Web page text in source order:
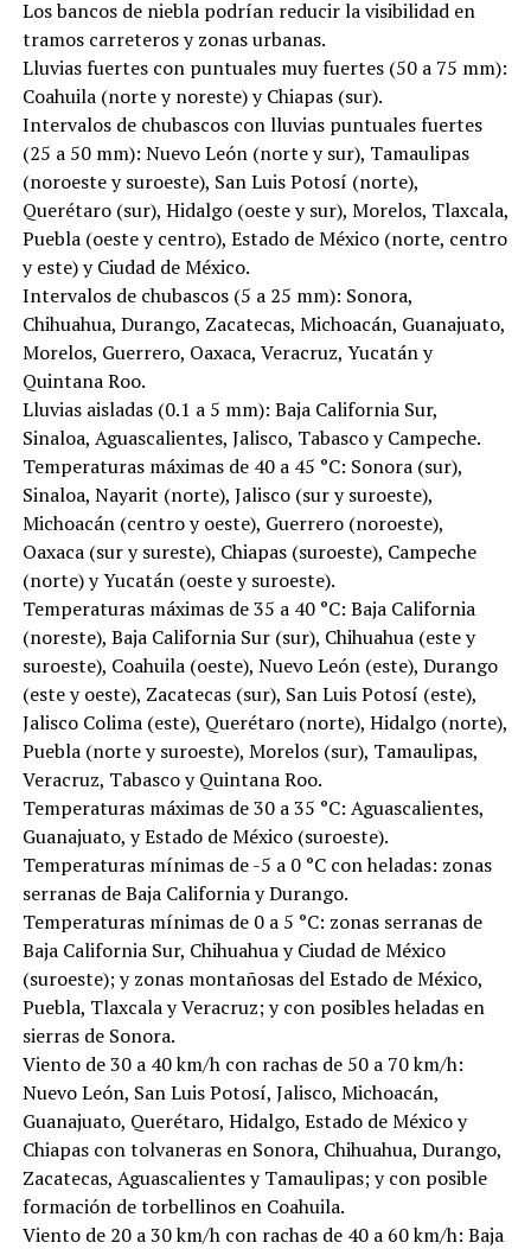
Los bancos de niebla podrían reducir la visibilidad en
tramos carreteros y zonas urbanas.
Lluvias fuertes con puntuales muy fuertes (50 a 75 mm):
Coahuila (norte y noreste) y Chiapas (sur).
Intervalos de chubascos con lluvias puntuales fuertes
(25 a 50 mm): Nuevo León (norte y sur), Tamaulipas
(noroeste y suroeste), San Luis Potosí (norte),
Querétaro (sur), Hidalgo (oeste y sur), Morelos, Tlaxcala,
Puebla (oeste y centro), Estado de México (norte, centro
y este) y Ciudad de México.
Intervalos de chubascos (5 a 25 mm): Sonora,
Chihuahua, Durango, Zacatecas, Michoacán, Guanajuato,
Morelos, Guerrero, Oaxaca, Veracruz, Yucatán y
Quintana Roo.
Lluvias aisladas (0.1 a 5 mm): Baja California Sur,
Sinaloa, Aguascalientes, Jalisco, Tabasco y Campeche.
Temperaturas máximas de 40 a 45 °C: Sonora (sur),
Sinaloa, Nayarit (norte), Jalisco (sur y suroeste),
Michoacán (centro y oeste), Guerrero (noroeste),
Oaxaca (sur y sureste), Chiapas (suroeste), Campeche
(norte) y Yucatán (oeste y suroeste).
Temperaturas máximas de 35 a 40 °C: Baja California
(noreste), Baja California Sur (sur), Chihuahua (este y
suroeste), Coahuila (oeste), Nuevo León (este), Durango
(este y oeste), Zacatecas (sur), San Luis Potosí (este),
Jalisco Colima (este), Querétaro (norte), Hidalgo (norte),
Puebla (norte y suroeste), Morelos (sur), Tamaulipas,
Veracruz, Tabasco y Quintana Roo.
Temperaturas máximas de 30 a 35 °C: Aguascalientes,
Guanajuato, y Estado de México (suroeste).
Temperaturas mínimas de -5 a 0 °C con heladas: zonas
serranas de Baja California y Durango.
Temperaturas mínimas de 0 a 5 °C: zonas serranas de
Baja California Sur, Chihuahua y Ciudad de México
(suroeste); y zonas montañosas del Estado de México,
Puebla, Tlaxcala y Veracruz; y con posibles heladas en
sierras de Sonora.
Viento de 30 a 40 km/h con rachas de 50 a 70 km/h:
Nuevo León, San Luis Potosí, Jalisco, Michoacán,
Guanajuato, Querétaro, Hidalgo, Estado de México y
Chiapas con tolvaneras en Sonora, Chihuahua, Durango,
Zacatecas, Aguascalientes y Tamaulipas; y con posible
formación de torbellinos en Coahuila.
Viento de 20 a 30 km/h con rachas de 40 a 60 km/h: Baja